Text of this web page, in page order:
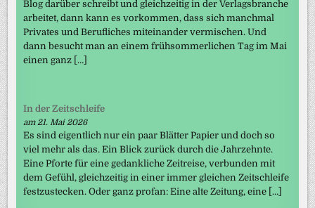
Blog darüber schreibt und gleichzeitig in der Verlagsbranche
arbeitet, dann kann es vorkommen, dass sich manchmal
Privates und Berufliches miteinander vermischen. Und
dann besucht man an einem frühsommerlichen Tag im Mai
einen ganz […]
In der Zeitschleife
am 21. Mai 2026
Es sind eigentlich nur ein paar Blätter Papier und doch so
viel mehr als das. Ein Blick zurück durch die Jahrzehnte.
Eine Pforte für eine gedankliche Zeitreise, verbunden mit
dem Gefühl, gleichzeitig in einer immer gleichen Zeitschleife
festzustecken. Oder ganz profan: Eine alte Zeitung, eine […]